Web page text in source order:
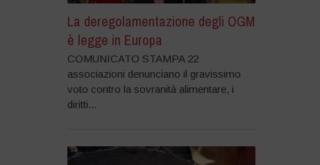
La deregolamentazione degli OGM
è legge in Europa
COMUNICATO STAMPA 22
associazioni denunciano il gravissimo
voto contro la sovranità alimentare, i
diritti...